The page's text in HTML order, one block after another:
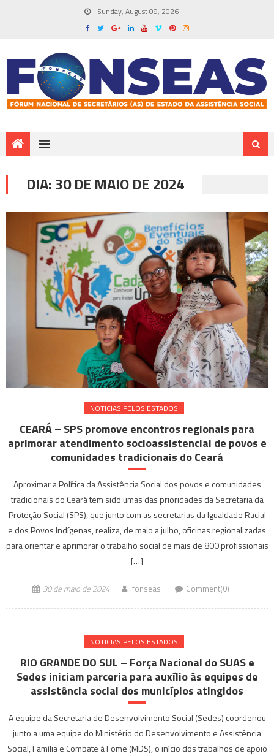
Sunday, August 09, 2026
DIA:30 DE MAIO DE 2024
NOTICIAS PELOS ESTADOS
CEARÁ – SPS promove encontros regionais para
aprimorar atendimento socioassistencial de povos e
comunidades tradicionais do Ceará
Aproximar a Política da Assistência Social dos povos e comunidades
tradicionais do Ceará tem sido umas das prioridades da Secretaria da
Proteção Social (SPS), que junto com as secretarias da Igualdade Racial
e dos Povos Indígenas, realiza, de maio a julho, oficinas regionalizadas
para orientar e aprimorar o trabalho social de mais de 800 profissionais
[…]
30 de maio de 2024 fonseas Comment(0)
NOTICIAS PELOS ESTADOS
RIO GRANDE DO SUL – Força Nacional do SUAS e
Sedes iniciam parceria para auxílio às equipes de
assistência social dos municípios atingidos
A equipe da Secretaria de Desenvolvimento Social (Sedes) coordenou
junto a uma equipe do Ministério do Desenvolvimento e Assistência
Social, Família e Combate à Fome (MDS), o início dos trabalhos de apoio